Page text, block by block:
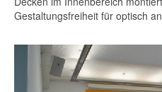
Gestaltungsfreiheit für optisch